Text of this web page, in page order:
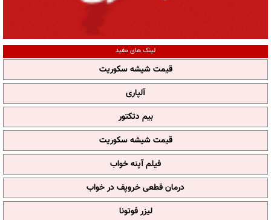
لینک های مفید
قیمت شیشه سکوریت
آلپاری
بیم دتکتور
قیمت شیشه سکوریت
فیلم آپنه خواب
درمان قطعی خروپف در خواب
لیزر فوتونا